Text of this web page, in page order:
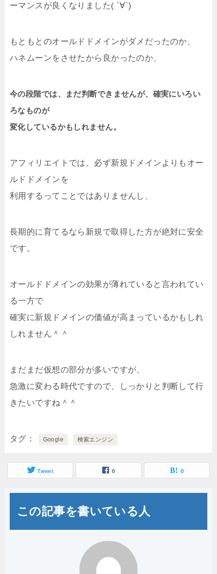
ーマンスが良くなりました( ´∀`)
もともとのオールドドメインがダメだったのか、
ハネムーンをさせたから良かったのか、
今の段階では、まだ判断できませんが、確実にいろい
ろなものが
変化しているかもしれません。
アフィリエイトでは、必ず新規ドメインよりもオー
ルドドメインを
利用するってことではありませんし、
長期的に育てるなら新規で取得した方が絶対に安全
です。
オールドドメインの効果が薄れていると言われてい
る一方で
確実に新規ドメインの価値が高まっているかもしれ
しれません＾＾
まだまだ仮想の部分が多いですが、
急激に変わる時代ですので、しっかりと判断して行
きたいですね＾＾
タグ Google 検索エンジン
Tweet 0 0
この記事を書いている人